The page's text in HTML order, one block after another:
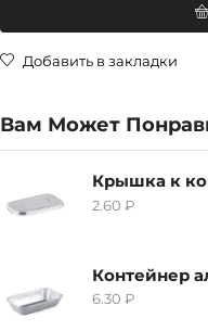
Добавить в закладки
Вам Может
2.60 ₽
Контейнер
6.30 ₽